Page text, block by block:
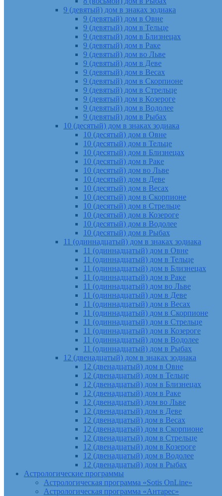
9 (девятый) дом в знаках зодиака
9 (девятый) дом в Овне
9 (девятый) дом в Тельце
9 (девятый) дом в Близнецах
9 (девятый) дом в Раке
9 (девятый) дом во Льве
9 (девятый) дом в Деве
9 (девятый) дом в Весах
9 (девятый) дом в Скорпионе
9 (девятый) дом в Стрельце
9 (девятый) дом в Козероге
9 (девятый) дом в Водолее
9 (девятый) дом в Рыбах
10 (десятый) дом в знаках зодиака
10 (десятый) дом в Овне
10 (десятый) дом в Тельце
10 (десятый) дом в Близнецах
10 (десятый) дом в Раке
10 (десятый) дом во Льве
10 (десятый) дом в Деве
10 (десятый) дом в Весах
10 (десятый) дом в Скорпионе
10 (десятый) дом в Стрельце
10 (десятый) дом в Козероге
10 (десятый) дом в Водолее
10 (десятый) дом в Рыбах
11 (одиннадцатый) дом в знаках зодиака
11 (одиннадцатый) дом в Овне
11 (одиннадцатый) дом в Тельце
11 (одиннадцатый) дом в Близнецах
11 (одиннадцатый) дом в Раке
11 (одиннадцатый) дом во Льве
11 (одиннадцатый) дом в Деве
11 (одиннадцатый) дом в Весах
11 (одиннадцатый) дом в Скорпионе
11 (одиннадцатый) дом в Стрельце
11 (одиннадцатый) дом в Козероге
11 (одиннадцатый) дом в Водолее
11 (одиннадцатый) дом в Рыбах
12 (двенадцатый) дом в знаках зодиака
12 (двенадцатый) дом в Овне
12 (двенадцатый) дом в Тельце
12 (двенадцатый) дом в Близнецах
12 (двенадцатый) дом в Раке
12 (двенадцатый) дом во Льве
12 (двенадцатый) дом в Деве
12 (двенадцатый) дом в Весах
12 (двенадцатый) дом в Скорпионе
12 (двенадцатый) дом в Стрельце
12 (двенадцатый) дом в Козероге
12 (двенадцатый) дом в Водолее
12 (двенадцатый) дом в Рыбах
Астрологические программы
Астрологическая программа «Sotis OnLine»
Астрологическая программа «Антарес»